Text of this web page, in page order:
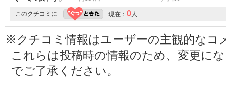
このクチコミに 現在： 0人
※クチコミ情報はユーザーの主観的なコ
これらは投稿時の情報のため、変更に
でご了承ください。